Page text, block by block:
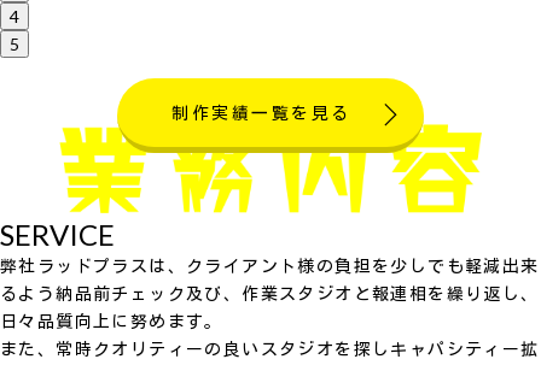
4
5
制作実績一覧を見る
SERVICE
弊社ラッドプラスは、クライアント様の負担を少しでも軽減出来
るよう納品前チェック及び、作業スタジオと報連相を繰り返し、
日々品質向上に努めます。
また、常時クオリティーの良いスタジオを探しキャパシティー拡